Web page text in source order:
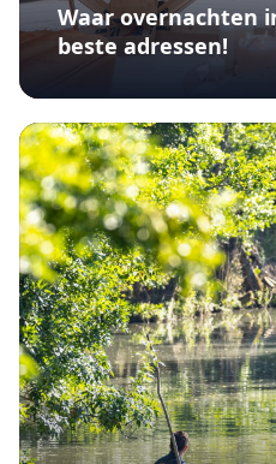
Waar overnachten
beste adressen!